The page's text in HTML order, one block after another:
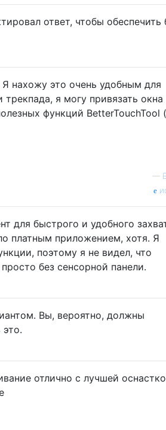
ответ, чтобы обеспечить
нахожу это очень удобным для
я могу привязать окна
функций BetterTouchTool
—
для быстрого и удобного
платным приложением, хотя. Я
поэтому я не видел, что
без сенсорной панели.
Вы, вероятно, должны
отлично с лучшей